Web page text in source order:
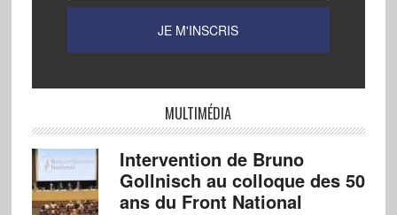
MULTIMÉDIA
Intervention de Bruno
Gollnisch au colloque des 50
ans du Front National